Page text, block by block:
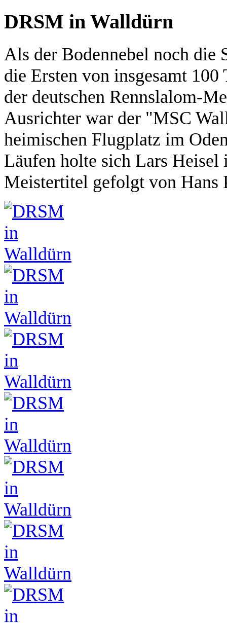
DRSM in Walldürn
Als der Bodennebel noch die
die Ersten von insgesamt
der deutschen Rennslalom-
Ausrichter war der "MSC
heimischen Flugplatz im
Läufen holte sich Lars
Meistertitel gefolgt von Hans